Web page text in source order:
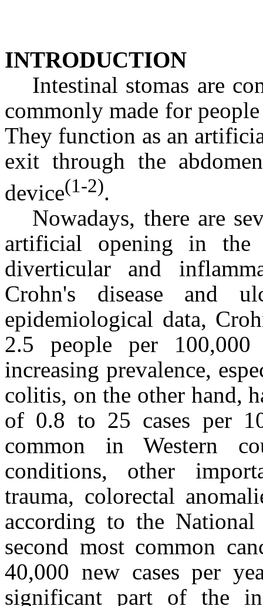
INTRODUCTION
Intestinal stomas are
commonly made for
They function as an
exit through the
device(1-2).
Nowadays, there are
artificial opening in the
diverticular and
Crohn's disease and
epidemiological data,
2.5 people per
increasing prevalence,
colitis, on the other hand,
of 0.8 to 25 cases per
common in Western
conditions, other
trauma, colorectal
according to the
second most common
40,000 new cases per
significant part of the